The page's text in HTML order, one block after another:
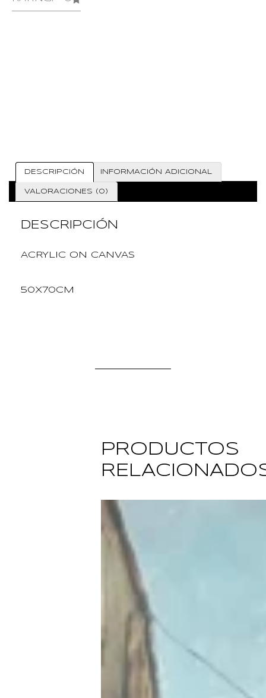
DESCRIPCIÓN INFORMACIÓN ADICIONAL
VALORACIONES (0)
DESCRIPCIÓN
ACRYLIC ON CANVAS
50X70CM
PRODUCTOS